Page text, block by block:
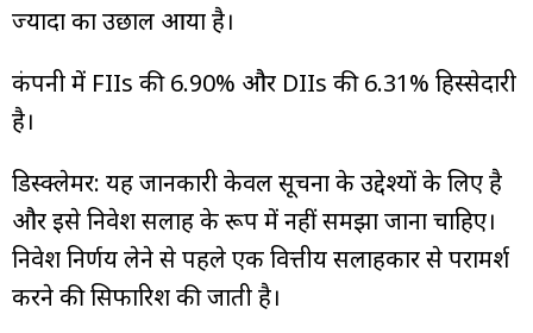
ज्यादा का उछाल आया है।
कंपनी में FIIs की 6.90% और DIIs की 6.31% हिस्सेदारी
है।
डिस्क्लेमर: यह जानकारी केवल सूचना के उद्देश्यों के लिए है
और इसे निवेश सलाह के रूप में नहीं समझा जाना चाहिए।
निवेश निर्णय लेने से पहले एक वित्तीय सलाहकार से परामर्श
करने की सिफारिश की जाती है।